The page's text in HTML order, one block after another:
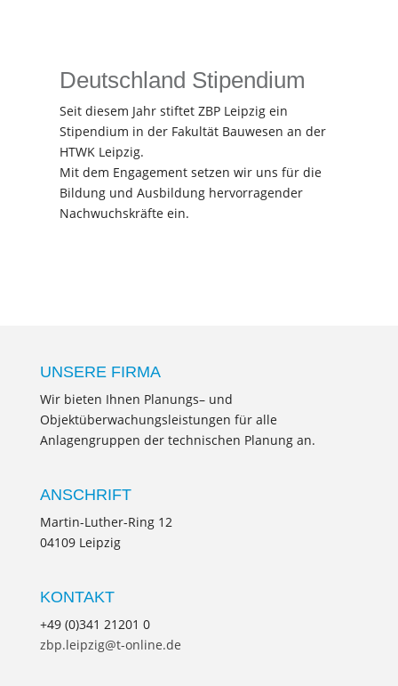
Deutschland Stipendium
Seit diesem Jahr stiftet ZBP Leipzig ein
Stipendium in der Fakultät Bauwesen an der
HTWK Leipzig.
Mit dem Engagement setzen wir uns für die
Bildung und Ausbildung hervorragender
Nachwuchskräfte ein.
UNSERE FIRMA
Wir bieten Ihnen Planungs– und
Objektüberwachungsleistungen für alle
Anlagengruppen der technischen Planung an.
ANSCHRIFT
Martin-Luther-Ring 12
04109 Leipzig
KONTAKT
+49 (0)341 21201 0
zbp.leipzig@t-online.de